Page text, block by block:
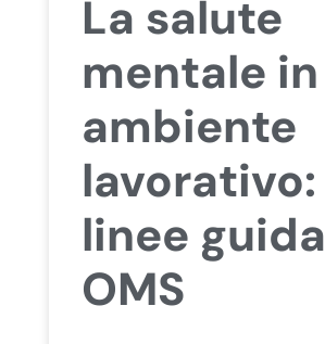
La salute
mentale in
ambiente
lavorativo:
linee guida
OMS